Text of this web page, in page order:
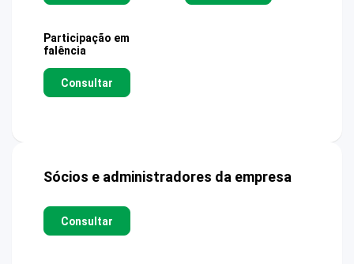
Participação em
falência
Consultar
Sócios e administradores da empresa
Consultar